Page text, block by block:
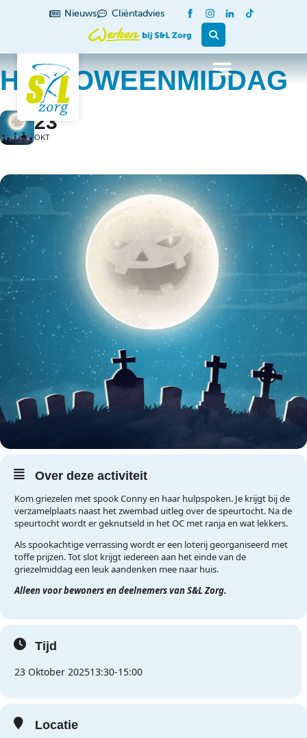
Nieuws Cliëntadvies
HALLOWEENMIDDAG
23
OKT
Over deze activiteit
Kom griezelen met spook Conny en haar hulpspoken. Je krijgt bij de
verzamelplaats naast het zwembad uitleg over de speurtocht. Na de
speurtocht wordt er geknutseld in het OC met ranja en wat lekkers.
Als spookachtige verrassing wordt er een loterij georganiseerd met
toffe prijzen. Tot slot krijgt iedereen aan het einde van de
griezelmiddag een leuk aandenken mee naar huis.
Alleen voor bewoners en deelnemers van S&L Zorg.
Tijd
23 Oktober 202513:30-15:00
Locatie